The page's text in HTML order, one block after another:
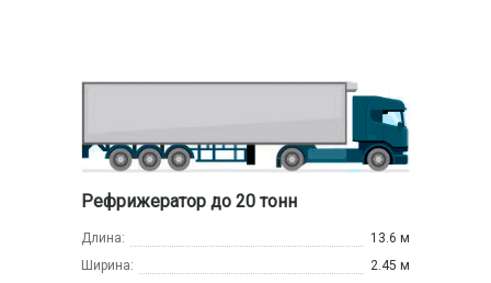
Рефрижератор до 20 тонн
Длина:
13.6 м
Ширина:
2.45 м